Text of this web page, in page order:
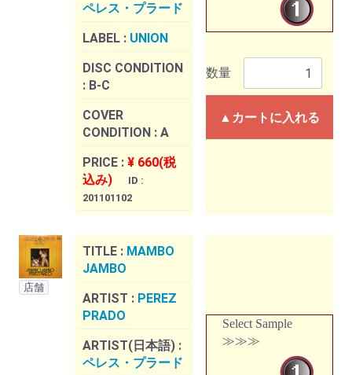
ペレス・プラード
LABEL : UNION
DISC CONDITION
: B-C
COVER
CONDITION : A
PRICE : ¥ 660(税
込み)
ID :
201101102
数量
▲カートに入れる
店舗
TITLE : MAMBO
JAMBO
ARTIST : PEREZ
PRADO
ARTIST(日本語) :
ペレス・プラード
Select Sample
≫≫≫